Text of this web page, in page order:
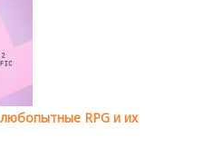
RPG и их